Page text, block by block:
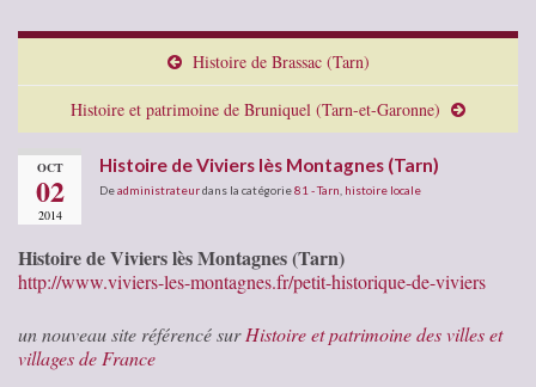
Histoire de Brassac (Tarn)
Histoire et patrimoine de Bruniquel (Tarn-et-Garonne)
OCT
02
2014
Histoire de Viviers lès Montagnes (Tarn)
Deadministrateurdans la catégorie81 - Tarn histoire locale
Histoire de Viviers lès Montagnes (Tarn)
http://www.viviers-les-montagnes.fr/petit-historique-de-viviers
un nouveau site référencé surHistoire et patrimoine des villes et
villages de France